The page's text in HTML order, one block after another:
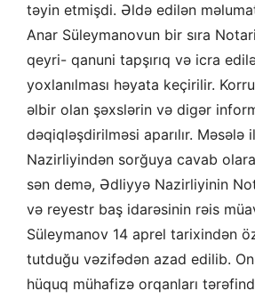
təyin etmişdi. Əldə edilən
Anar Süleymanovun bir sıra
qeyri- qanuni tapşırıq və icra
yoxlanılması həyata keçirilir.
əlbir olan şəxslərin və digər
dəqiqləşdirilməsi aparılır. Məsələ
Nazirliyindən sorğuya cavab
sən demə, Ədliyyə Nazirliyinin
və reyestr baş idarəsinin rəis
Süleymanov 14 aprel tarixindən
tutduğu vəzifədən azad edilib.
hüquq mühafizə orqanları